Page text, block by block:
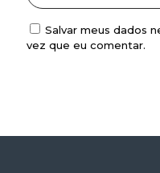
Salvar meus dados
vez que eu comentar.